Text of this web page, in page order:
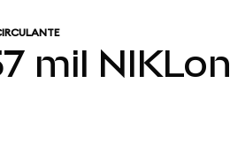
mil NIKLon